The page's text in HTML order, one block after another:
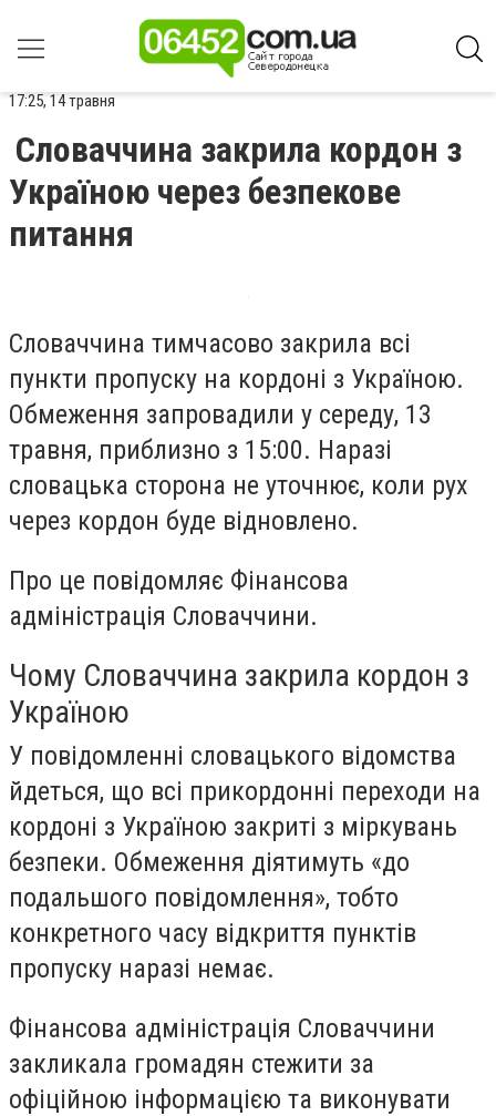
17:25, 14 травня
Словаччина закрила кордон з
Україною через безпекове
питання
Словаччина тимчасово закрила всі
пункти пропуску на кордоні з Україною.
Обмеження запровадили у середу, 13
травня, приблизно з 15:00. Наразі
словацька сторона не уточнює, коли рух
через кордон буде відновлено.
Про це повідомляє Фінансова
адміністрація Словаччини.
Чому Словаччина закрила кордон з
Україною
У повідомленні словацького відомства
йдеться, що всі прикордонні переходи на
кордоні з Україною закриті з міркувань
безпеки. Обмеження діятимуть «до
подальшого повідомлення», тобто
конкретного часу відкриття пунктів
пропуску наразі немає.
Фінансова адміністрація Словаччини
закликала громадян стежити за
офіційною інформацією та виконувати